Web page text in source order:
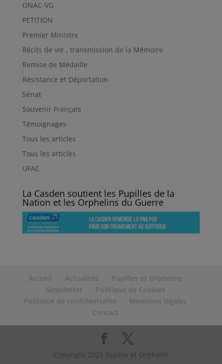
ONAC-VG
PETITION
Premier Ministre
Récits de vie , transmission de la Mémoire
Remise de Médaille
Résistance et Déportation
Sénat
Souvenir Français
Témoignages
Tous les articles
Tous les articles
UFAC
La Casden soutient les Pupilles de la
Nation et les Orphelins du Guerre
Accueil Actualités
Pupilles et Orphelins
Newsletter
Politique de Cookies
Politique de confidentialité
Mentions légales
Contact
Copyright 2025 Pupille et Orphelin